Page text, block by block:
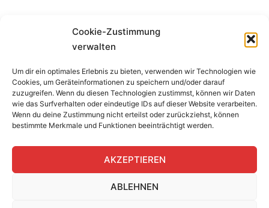
Cookie-Zustimmung
verwalten
Um dir ein optimales Erlebnis zu bieten, verwenden wir Technologien wie
Cookies, um Geräteinformationen zu speichern und/oder darauf
zuzugreifen. Wenn du diesen Technologien zustimmst, können wir Daten
wie das Surfverhalten oder eindeutige IDs auf dieser Website verarbeiten.
Wenn du deine Zustimmung nicht erteilst oder zurückziehst, können
bestimmte Merkmale und Funktionen beeinträchtigt werden.
AKZEPTIEREN
ABLEHNEN
BEWERTUNG SEGELSCHULE